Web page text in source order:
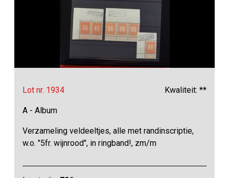
Lot nr. 1934 Kwaliteit: **
A - Album
Verzameling veldeeltjes, alle met randinscriptie,
w.o. "5fr. wijnrood", in ringband!, zm/m